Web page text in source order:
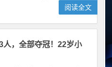
阅读全文
人，全部夺冠！22岁小